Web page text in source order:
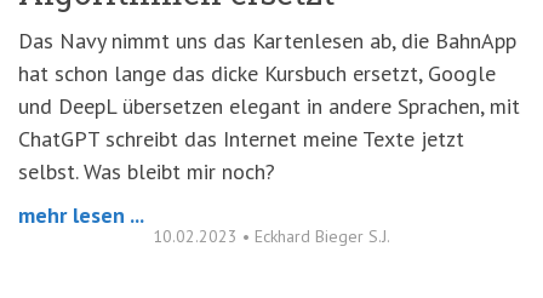
Das Navy nimmt uns das Kartenlesen ab, die BahnApp
hat schon lange das dicke Kursbuch ersetzt, Google
und DeepL übersetzen elegant in andere Sprachen, mit
ChatGPT schreibt das Internet meine Texte jetzt
selbst. Was bleibt mir noch?
mehr lesen ...
10.02.2023 • Eckhard Bieger S.J.